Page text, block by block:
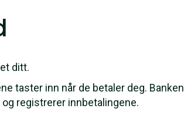
ditt.
taster inn når de betaler deg. Banken
registrerer innbetalingene.